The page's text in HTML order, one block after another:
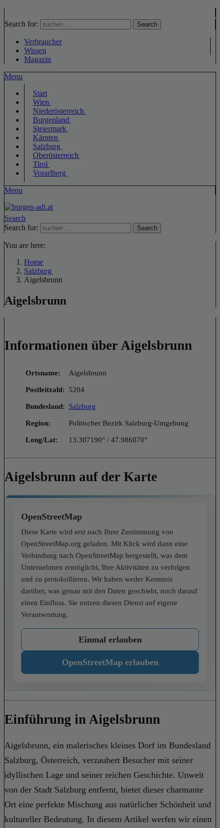
Search for: Search
Verbraucher
Wissen
Magazin
Menu
Start
Wien
Niederösterreich
Burgenland
Steiermark
Kärnten
Salzburg
Oberösterreich
Tirol
Vorarlberg
Menu
Search
Search for:
Search
You are here:
Home
Salzburg
Aigelsbrunn
Aigelsbrunn
Informationen über Aigelsbrunn
Ortsname: Aigelsbrunn
Postleitzahl: 5204
Bundesland: Salzburg
Region: Politischer Bezirk Salzburg-Umgebung
Long/Lat: 13.307190° / 47.986070°
Aigelsbrunn auf der Karte
OpenStreetMap
Diese Karte wird erst nach Ihrer Zustimmung von
OpenStreetMap.org geladen. Mit Klick wird dann eine
Verbindung nach OpenStreetMap hergestellt, was dem
Unternehmen ermöglicht, Ihre Aktivitäten zu verfolgen
und zu protokollieren. Wir haben weder Kenntnis
darüber, was genau mit den Daten geschieht, noch darauf
einen Einfluss. Sie nutzen diesen Dienst auf eigene
Verantwortung.
Einmal erlauben
OpenStreetMap erlauben
Einführung in Aigelsbrunn
Aigelsbrunn, ein malerisches kleines Dorf im Bundesland
Salzburg, Österreich, verzaubert Besucher mit seiner
idyllischen Lage und seiner reichen Geschichte. Unweit
von der Stadt Salzburg entfernt, bietet dieser charmante
Ort eine perfekte Mischung aus natürlicher Schönheit und
kultureller Bedeutung. In diesem Artikel werfen wir einen